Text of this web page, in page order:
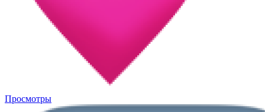
Просмотры